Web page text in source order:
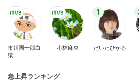
市川團十郎白
猿
小林麻央
1
だいたひかる
急上昇ランキング